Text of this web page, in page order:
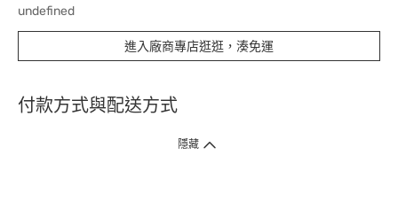
undefined
進入廠商專店逛逛，湊免運
付款方式與配送方式
隱藏